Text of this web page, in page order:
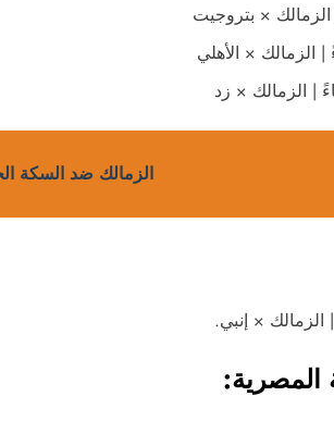
الزمالك ضد السكة
المصرية: